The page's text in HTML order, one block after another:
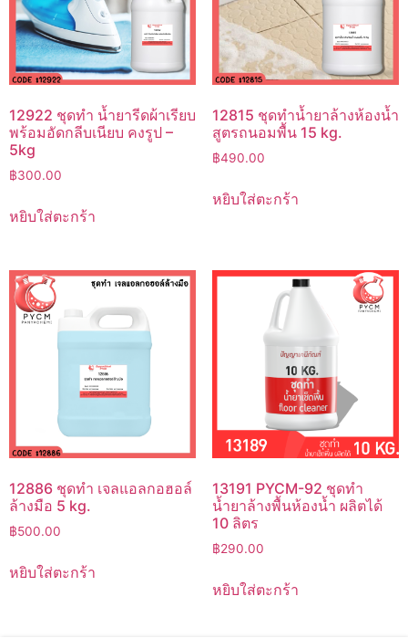
12922 ชุดทำ น้ำยารีดผ้าเรียบ
พร้อมอัดกลีบเนียบ คงรูป –
5kg
฿300.00
หยิบใส่ตะกร้า
12815 ชุดทำน้ำยาล้างห้องน้ำ
สูตรถนอมพื้น 15 kg.
฿490.00
หยิบใส่ตะกร้า
12886 ชุดทำ เจลแอลกอฮอล์
ล้างมือ 5 kg.
฿500.00
หยิบใส่ตะกร้า
13191 PYCM-92 ชุดทำ
น้ำยาล้างพื้นห้องน้ำ ผลิตได้
10 ลิตร
฿290.00
หยิบใส่ตะกร้า